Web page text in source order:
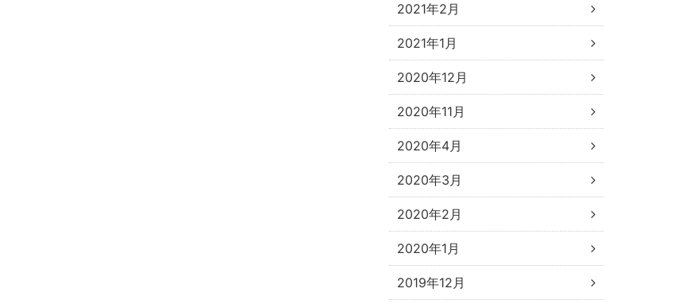
2021年2月
2021年1月
2020年12月
2020年11月
2020年4月
2020年3月
2020年2月
2020年1月
2019年12月